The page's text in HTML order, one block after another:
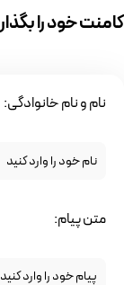
کامنت خود را
نام و نام خانوادگی:
متن پیام: